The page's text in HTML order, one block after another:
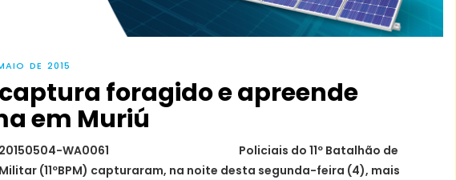
DE 2015
captura foragido e apreende
em Muriú
Policiais do 11º Batalhão de
(11ºBPM) capturaram, na noite desta segunda-feira (4), mais